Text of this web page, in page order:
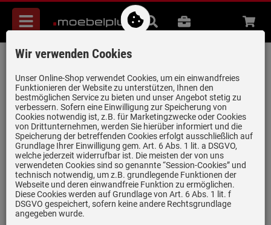
Menü
Suche
B2B Beratung
Blanco PushControl II Satin Gold - 210
667 Exzenter
Artikel-Nummer:19981586 | Herstellernummer: 210667 |
EAN:4020684871068
nur noch 1 Stück verfügbar!
(1)
Wir verwenden Cookies
Unser Online-Shop verwendet Cookies, um ein einwandfreies
Funktionieren der Website zu unterstützen, Ihnen den
bestmöglichen Service zu bieten und unser Angebot stetig zu
verbessern. Sofern eine Einwilligung zur Speicherung von
Cookies notwendig ist, z.B. für Marketingzwecke oder Cookies
von Drittunternehmen, werden Sie hierüber informiert und die
Speicherung der betreffenden Cookies erfolgt ausschließlich auf
Grundlage Ihrer Einwilligung gem. Art. 6 Abs. 1 lit. a DSGVO,
welche jederzeit widerrufbar ist. Die meisten der von uns
verwendeten Cookies sind so genannte “Session-Cookies” und
technisch notwendig, um z.B. grundlegende Funktionen der
Webseite und deren einwandfreie Funktion zu ermöglichen.
Diese Cookies werden auf Grundlage von Art. 6 Abs. 1 lit. f
DSGVO gespeichert, sofern keine andere Rechtsgrundlage
angegeben wurde.